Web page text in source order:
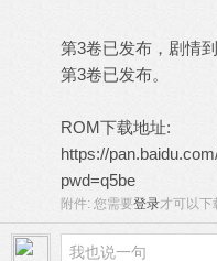
第3卷已发布，剧情
第3卷已发布。
ROM下载地址:
https://
pwd=q5be
附件: 您需要登录才可以下